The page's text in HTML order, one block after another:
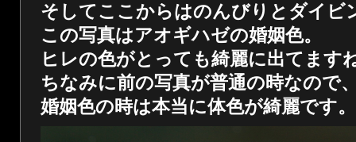
そしてここからはのんびりとダイビ
この写真はアオギハゼの婚姻色。
ヒレの色がとっても綺麗に出てます
ちなみに前の写真が普通の時なので
婚姻色の時は本当に体色が綺麗です。